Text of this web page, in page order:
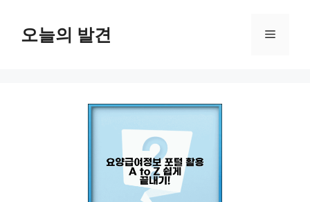
오늘의 발견 메